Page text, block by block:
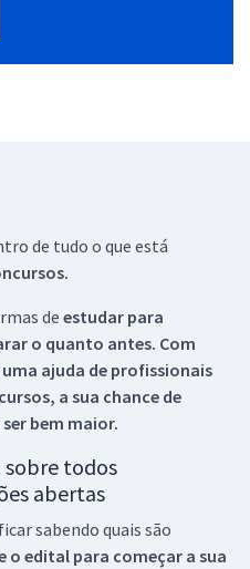
de tudo o que está
de estudar para
o quanto antes. Com
ajuda de profissionais
a sua chance de
bem maior.
sobre todos
abertas
sabendo quais são
o edital para começar a sua